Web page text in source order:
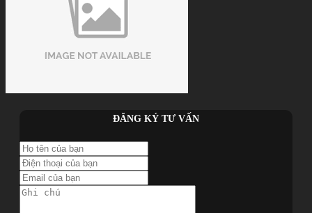
ĐĂNG KÝ TƯ VẤN